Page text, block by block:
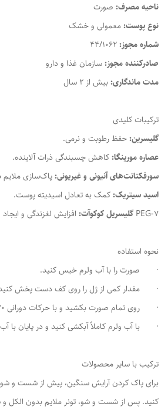
ناحیه مصرف: صورت
نوع پوست:معمولی و خشک
شماره مجوز:
صادرکننده مجوز:سازمان غذا و دارو
مدت ماندگاری:بیش از 2 سال
ترکیبات کلیدی
گلیسرین:حفظ رطوبت و نرمی.
عصاره مورینگا:کاهش چسبندگی ذرات آلاینده.
سورفکتانت‌های آنیونی و غیریونی:پاک‌سازی
اسید سیتریک:کمک به تعادل اسیدیته پوست.
PEG-7 گلیسریل کوکوآت: افزایش لغزندگی و
نحوه استفاده
· صورت را با آب ولرم خیس کنید.
· مقدار کمی از ژل را روی کف دست پخش
· روی تمام صورت بکشید و با حرکات دورانی 30 تا 60 ثانیه ادامه دهید.
· با آب ولرم کاملاً آبکشی کنید و در پایان با
ترکیب با سایر محصولات
برای پاک کردن آرایش سنگین، پیش از شست و شو
کنید. پس از شست و شو، تونر ملایم بدون الکل